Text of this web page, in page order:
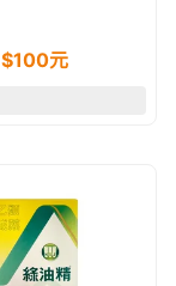
$100元